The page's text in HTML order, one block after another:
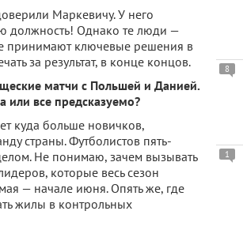
Маркевичу. У него
должность! Однако те люди —
принимают ключевые решения в
за результат, в конце концов.
матчи с Польшей и Данией.
все предсказуемо?
куда больше новичков,
страны. Футболистов пять-
Не понимаю, зачем вызывать
которые весь сезон
— начале июня. Опять же, где
жилы в контрольных
8
1